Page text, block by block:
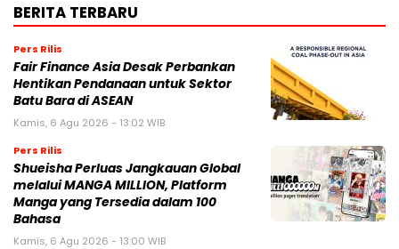
BERITA TERBARU
Pers Rilis
Fair Finance Asia Desak Perbankan
Hentikan Pendanaan untuk Sektor
Batu Bara di ASEAN
Kamis, 6 Agu 2026 - 13:02 WIB
Pers Rilis
Shueisha Perluas Jangkauan Global
melalui MANGA MILLION, Platform
Manga yang Tersedia dalam 100
Bahasa
Kamis, 6 Agu 2026 - 13:00 WIB